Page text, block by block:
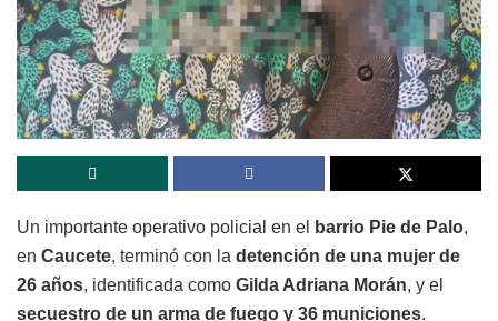
Un importante operativo policial en el barrio Pie de Palo,
en Caucete, terminó con la detención de una mujer de
26 años, identificada como Gilda Adriana Morán, y el
secuestro de un arma de fuego y 36 municiones.